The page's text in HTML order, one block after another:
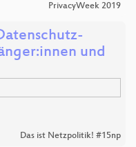
PrivacyWeek 2019
und
Das ist Netzpolitik! #15np